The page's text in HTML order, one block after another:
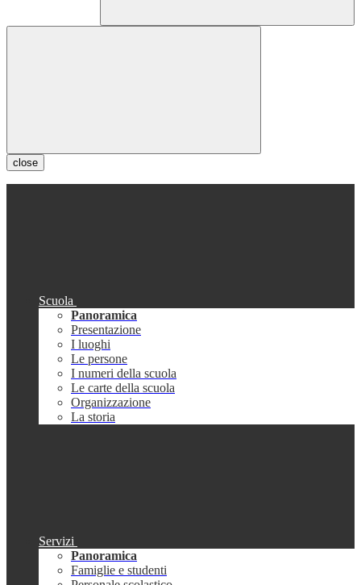
close
Scuola
Panoramica
Presentazione
I luoghi
Le persone
I numeri della scuola
Le carte della scuola
Organizzazione
La storia
Servizi
Panoramica
Famiglie e studenti